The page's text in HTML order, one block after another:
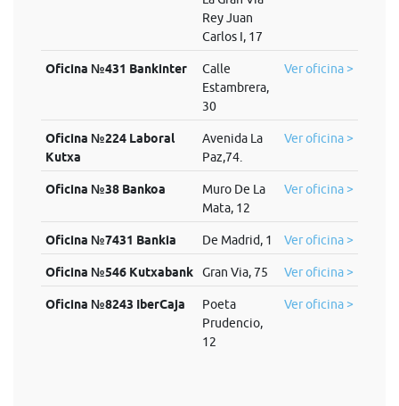
Rey Juan
Carlos I, 17
Oficina №431 Bankinter
Calle
Estambrera,
30
Ver oficina >
Oficina №224 Laboral
Kutxa
Avenida La
Paz,74.
Ver oficina >
Oficina №38 Bankoa
Muro De La
Mata, 12
Ver oficina >
Oficina №7431 Bankia De Madrid, 1 Ver oficina >
Oficina №546 Kutxabank Gran Via, 75 Ver oficina >
Oficina №8243 IberCaja
Poeta
Prudencio,
12
Ver oficina >